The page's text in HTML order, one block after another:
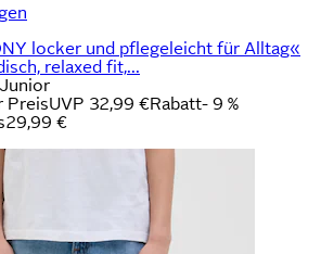
locker und pflegeleicht für Alltag«
relaxed fit,...
PreisUVP 32,99 €Rabatt- 9 %
29,99 €